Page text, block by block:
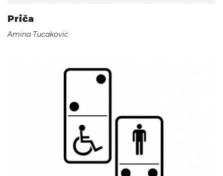
Priča
Amina Tucaković